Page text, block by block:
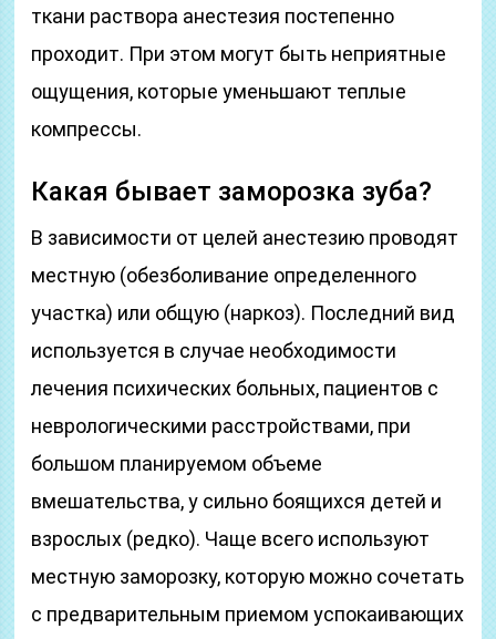
ткани раствора анестезия постепенно
проходит. При этом могут быть неприятные
ощущения, которые уменьшают теплые
компрессы.
Какая бывает заморозка зуба?
В зависимости от целей анестезию проводят
местную (обезболивание определенного
участка) или общую (наркоз). Последний вид
используется в случае необходимости
лечения психических больных, пациентов с
неврологическими расстройствами, при
большом планируемом объеме
вмешательства, у сильно боящихся детей и
взрослых (редко). Чаще всего используют
местную заморозку, которую можно сочетать
с предварительным приемом успокаивающих